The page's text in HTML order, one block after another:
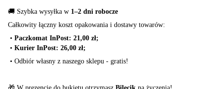
🚚 Szybka wysyłka w 1–2 dni robocze
Całkowity łączny koszt opakowania i dostawy towarów:
• Paczkomat InPost: 21,00 zł;
• Kurier InPost: 26,00 zł;
• Odbiór własny z naszego sklepu - gratis!